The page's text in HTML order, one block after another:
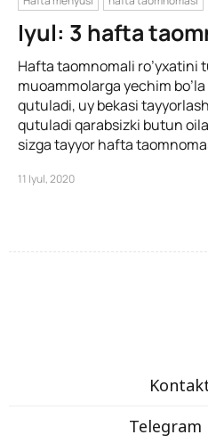
Iyul: 3 hafta
Hafta taomnomali ro’yxatini
muoammolarga yechim
qutuladi, uy bekasi
qutuladi qarabsizki butun
sizga tayyor hafta
11 Iyul, 2020
Telegram